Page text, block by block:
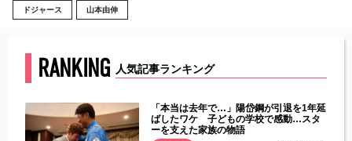
ドジャース 山本由伸
RANKING 人気記事ランキング
「本当は去年で…」陽岱鋼が引退を1年延
ばしたワケ 子どもの学校で感動…スタ
ーを支えた家族の物語